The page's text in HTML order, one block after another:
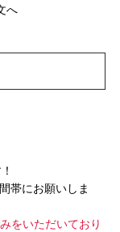
へ
帯にお願いしま
をいただいており